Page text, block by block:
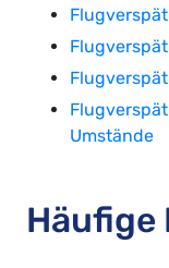
Umstände
Häufige